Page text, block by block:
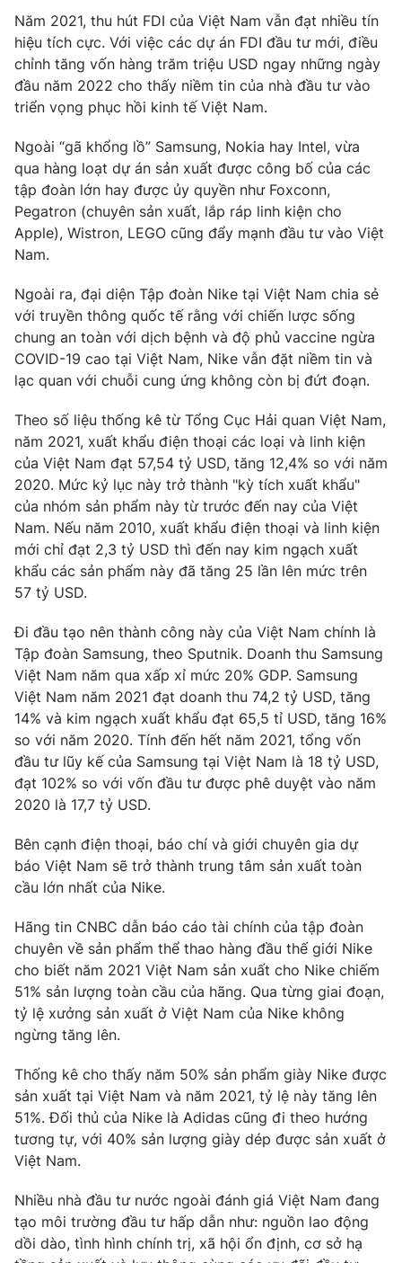
Emagazine Podcast
Photo Infographic
Video Shorts video
VTV Money VTV Thể thao
VTV Sức khoẻ Bất động sản
Thị trường 24h Tấm lòng Việt
VTV4 Vươn mình bằng AI
Liên hệ tòa soạn English
THỜI BÁO VTV
Theo dõi báo trên
Cơ quan chủ quản:Đài Truyền hình Việt Nam
Cơ quan báo chí:
Thời báo VTV
Giấy phép hoạt động báo in và báo điện tử số 483/GP-BTTTT
cấp ngày 29/12/2023
Tổng Biên tập:
Vũ Thanh Thủy
Phó Tổng Biên tập:Nguyễn Thị Mỹ Hạnh, Phạm Quốc Thắng,
Tổng đài VTV:024.38 355 931 - 024.38 355 932
Ðiện thoại Thời báo VTV:024.66 897 897
Email:toasoan@vtv.vn
Liên hệ quảng cáo:024-7300.7108
® Cấm sao chép dưới mọi hình thức nếu không có sự chấp
thuận bằng văn bản. Ghi rõ nguồn VTV.vn khi phát hành lại
thông tin từ website này.
Năm 2021, thu hút FDI của Việt Nam vẫn đạt nhiều tín
hiệu tích cực. Với việc các dự án FDI đầu tư mới, điều
chỉnh tăng vốn hàng trăm triệu USD ngay những ngày
đầu năm 2022 cho thấy niềm tin của nhà đầu tư vào
triển vọng phục hồi kinh tế Việt Nam.
Ngoài “gã khổng lồ” Samsung, Nokia hay Intel, vừa
qua hàng loạt dự án sản xuất được công bố của các
tập đoàn lớn hay được ủy quyền như Foxconn,
Pegatron (chuyên sản xuất, lắp ráp linh kiện cho
Apple), Wistron, LEGO cũng đẩy mạnh đầu tư vào Việt
Nam.
Ngoài ra, đại diện Tập đoàn Nike tại Việt Nam chia sẻ
với truyền thông quốc tế rằng với chiến lược sống
chung an toàn với dịch bệnh và độ phủ vaccine ngừa
COVID-19 cao tại Việt Nam, Nike vẫn đặt niềm tin và
lạc quan với chuỗi cung ứng không còn bị đứt đoạn.
Theo số liệu thống kê từ Tổng Cục Hải quan Việt Nam,
năm 2021, xuất khẩu điện thoại các loại và linh kiện
của Việt Nam đạt 57,54 tỷ USD, tăng 12,4% so với năm
2020. Mức kỷ lục này trở thành "kỳ tích xuất khẩu"
của nhóm sản phẩm này từ trước đến nay của Việt
Nam. Nếu năm 2010, xuất khẩu điện thoại và linh kiện
mới chỉ đạt 2,3 tỷ USD thì đến nay kim ngạch xuất
khẩu các sản phẩm này đã tăng 25 lần lên mức trên
57 tỷ USD.
Đi đầu tạo nên thành công này của Việt Nam chính là
Tập đoàn Samsung, theo Sputnik. Doanh thu Samsung
Việt Nam năm qua xấp xỉ mức 20% GDP. Samsung
Việt Nam năm 2021 đạt doanh thu 74,2 tỷ USD, tăng
14% và kim ngạch xuất khẩu đạt 65,5 tỉ USD, tăng 16%
so với năm 2020. Tính đến hết năm 2021, tổng vốn
đầu tư lũy kế của Samsung tại Việt Nam là 18 tỷ USD,
đạt 102% so với vốn đầu tư được phê duyệt vào năm
2020 là 17,7 tỷ USD.
Bên cạnh điện thoại, báo chí và giới chuyên gia dự
báo Việt Nam sẽ trở thành trung tâm sản xuất toàn
cầu lớn nhất của Nike.
Hãng tin CNBC dẫn báo cáo tài chính của tập đoàn
chuyên về sản phẩm thể thao hàng đầu thế giới Nike
cho biết năm 2021 Việt Nam sản xuất cho Nike chiếm
51% sản lượng toàn cầu của hãng. Qua từng giai đoạn,
tỷ lệ xưởng sản xuất ở Việt Nam của Nike không
ngừng tăng lên.
Thống kê cho thấy năm 50% sản phẩm giày Nike được
sản xuất tại Việt Nam và năm 2021, tỷ lệ này tăng lên
51%. Đối thủ của Nike là Adidas cũng đi theo hướng
tương tự, với 40% sản lượng giày dép được sản xuất ở
Việt Nam.
Nhiều nhà đầu tư nước ngoài đánh giá Việt Nam đang
tạo môi trường đầu tư hấp dẫn như: nguồn lao động
dồi dào, tình hình chính trị, xã hội ổn định, cơ sở hạ